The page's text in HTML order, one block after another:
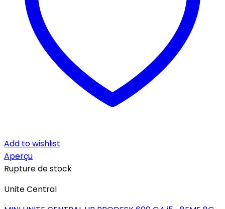
Add to wishlist
Aperçu
Rupture de stock
Unite Central